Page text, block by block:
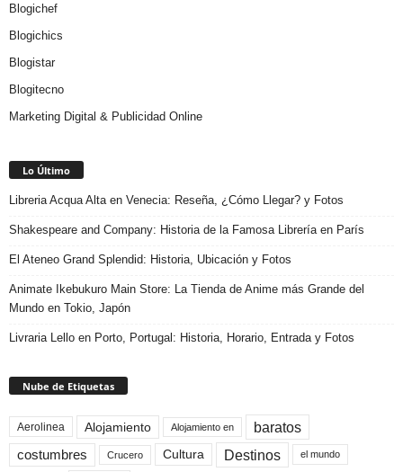
Blogichef
Blogichics
Blogistar
Blogitecno
Marketing Digital & Publicidad Online
Lo Último
Libreria Acqua Alta en Venecia: Reseña, ¿Cómo Llegar? y Fotos
Shakespeare and Company: Historia de la Famosa Librería en París
El Ateneo Grand Splendid: Historia, Ubicación y Fotos
Animate Ikebukuro Main Store: La Tienda de Anime más Grande del
Mundo en Tokio, Japón
Livraria Lello en Porto, Portugal: Historia, Horario, Entrada y Fotos
Nube de Etiquetas
Aerolinea Alojamiento Alojamiento en baratos
costumbres Crucero Cultura Destinos el mundo